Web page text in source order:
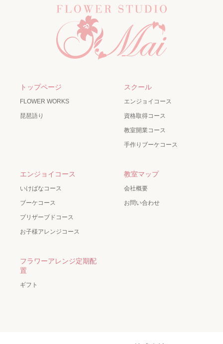
トップページ
FLOWER WORKS
琵琶語り
スクール
エンジョイコース
資格取得コース
教室開業コース
手作りブーケコース
エンジョイコース
いけばなコース
ブーケコース
プリザーブドコース
お子様アレンジコース
教室マップ
会社概要
お問い合わせ
フラワーアレンジ定期配
置
ギフト